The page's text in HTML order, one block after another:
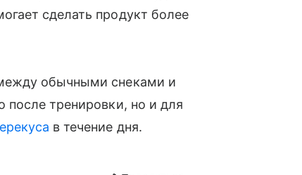
сделать продукт более
обычными снеками и
после тренировки, но и для
в течение дня.